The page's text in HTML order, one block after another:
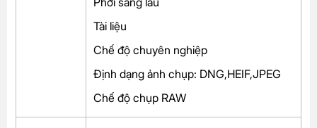
Tài liệu
Chế độ chuyên nghiệp
Định dạng ảnh chụp: DNG,HEIF,JPEG
Chế độ chụp RAW